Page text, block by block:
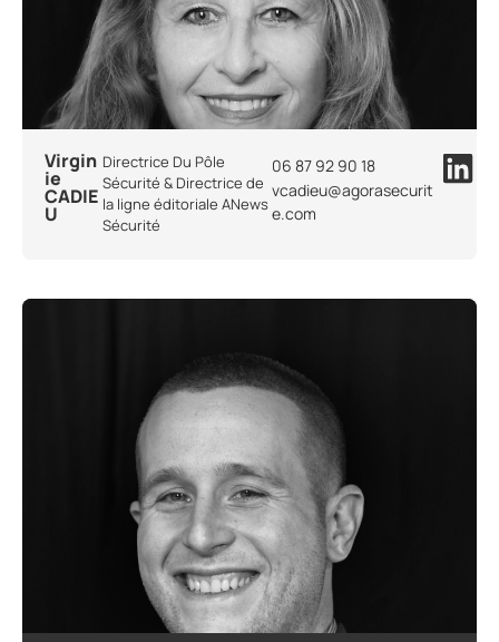
Virgin
ie
CADIE
U
Directrice Du Pôle
Sécurité & Directrice de
la ligne éditoriale ANews
Sécurité
06 87 92 90 18
vcadieu@agorasecurit
e.com